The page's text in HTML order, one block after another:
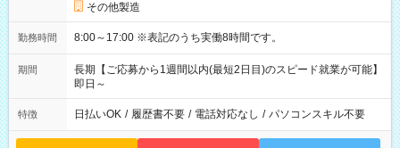
その他製造
勤務時間 8:00～17:00 ※表記のうち実働8時間です。
期間
長期【ご応募から1週間以内(最短2日目)のスピード就業が可能】
即日～
特徴 日払いOK / 履歴書不要 / 電話対応なし / パソコンスキル不要